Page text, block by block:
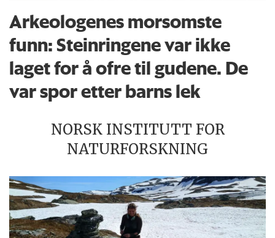
Arkeologenes morsomste
funn: Steinringene var ikke
laget for å ofre til gudene. De
var spor etter barns lek
NORSK INSTITUTT FOR
NATURFORSKNING